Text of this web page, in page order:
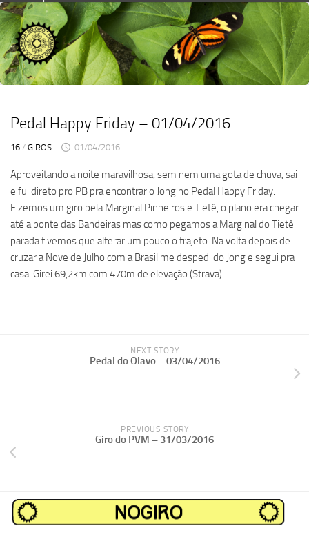
Skip
to
content
Pedal Happy Friday – 01/04/2016
16 / GIROS 01/04/2016
Aproveitando a noite maravilhosa, sem nem uma gota de chuva, sai
e fui direto pro PB pra encontrar o Jong no Pedal Happy Friday.
Fizemos um giro pela Marginal Pinheiros e Tietê, o plano era chegar
até a ponte das Bandeiras mas como pegamos a Marginal do Tietê
parada tivemos que alterar um pouco o trajeto. Na volta depois de
cruzar a Nove de Julho com a Brasil me despedi do Jong e segui pra
casa. Girei 69,2km com 470m de elevação (Strava).
NEXT STORY
Pedal do Olavo – 03/04/2016
PREVIOUS STORY
Giro do PVM – 31/03/2016